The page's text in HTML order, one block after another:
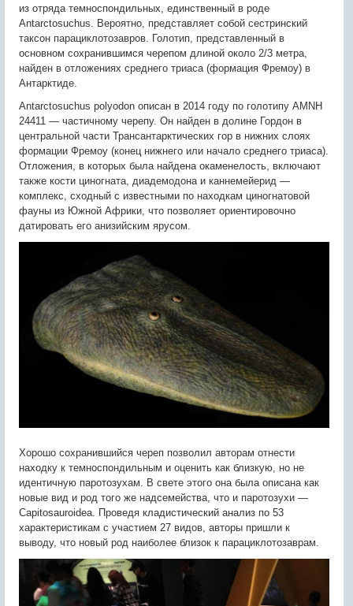
из отряда темноспондильных, единственный в роде
Antarctosuchus. Вероятно, представляет собой сестринский
таксон парациклотозавров. Голотип, представленный в
основном сохранившимся черепом длиной около 2/3 метра,
найден в отложениях среднего триаса (формация Фремоу) в
Антарктиде.
Antarctosuchus polyodon описан в 2014 году по голотипу AMNH
24411 — частичному черепу. Он найден в долине Гордон в
центральной части Трансантарктических гор в нижних слоях
формации Фремоу (конец нижнего или начало среднего триаса).
Отложения, в которых была найдена окаменелость, включают
также кости циногната, диадемодона и каннемейерид —
комплекс, сходный с известными по находкам циногнатовой
фауны из Южной Африки, что позволяет ориентировочно
датировать его анизийским ярусом.
Хорошо сохранившийся череп позволил авторам отнести
находку к темноспондильным и оценить как близкую, но не
идентичную паротозухам. В свете этого она была описана как
новые вид и род того же надсемейства, что и паротозухи —
Capitosauroidea. Проведя кладистический анализ по 53
характеристикам с участием 27 видов, авторы пришли к
выводу, что новый род наиболее близок к парациклотозаврам.